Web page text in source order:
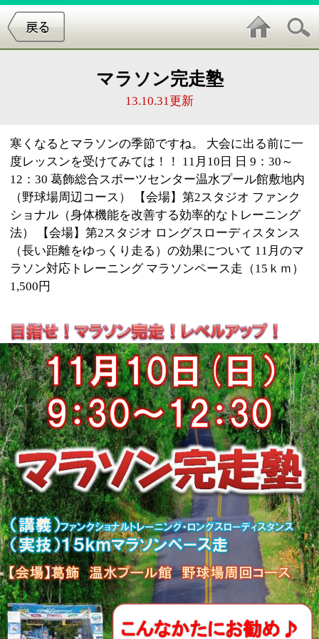
13.10.31更新
寒くなるとマラソンの季節ですね。 大会に出る前に一
（野球場周辺コース） 【会場】第2スタジオ ファンク
ショナル（身体機能を改善する効率的なトレーニング
法） 【会場】第2スタジオ ロングスローディスタンス
（長い距離をゆっくり走る）の効果について 11月のマ
ラソン対応トレーニング マラソンペース走（15ｋｍ）
1,500円
このページの先頭へ
江戸川区時間 江東区時間 葛飾区時間
表示：PC|モバイル